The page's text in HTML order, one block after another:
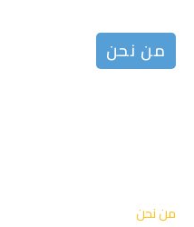
من نحن
من نحن